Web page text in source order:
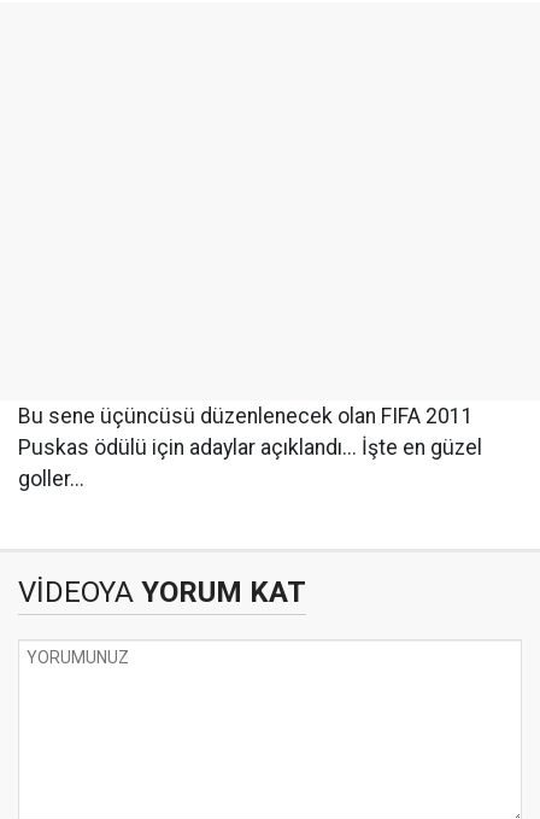
Bu sene üçüncüsü düzenlenecek olan FIFA 2011
Puskas ödülü için adaylar açıklandı... İşte en güzel
goller...
VİDEOYA YORUM KAT